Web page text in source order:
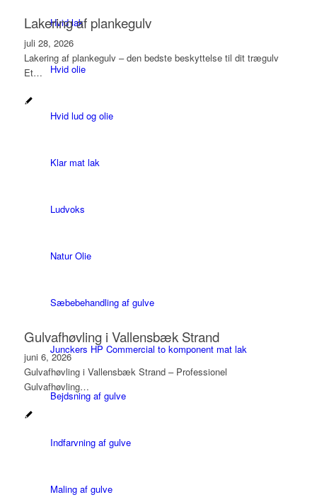
Hvid lak
Hvid olie
Hvid lud og olie
Klar mat lak
Ludvoks
Natur Olie
Sæbebehandling af gulve
Junckers HP Commercial to komponent mat lak
Bejdsning af gulve
Indfarvning af gulve
Maling af gulve
Lakering af plankegulv
juli 28, 2026
Lakering af plankegulv – den bedste beskyttelse til dit trægulv
Et…
Gulvafhøvling i Vallensbæk Strand
juni 6, 2026
Gulvafhøvling i Vallensbæk Strand – Professionel
Gulvafhøvling…